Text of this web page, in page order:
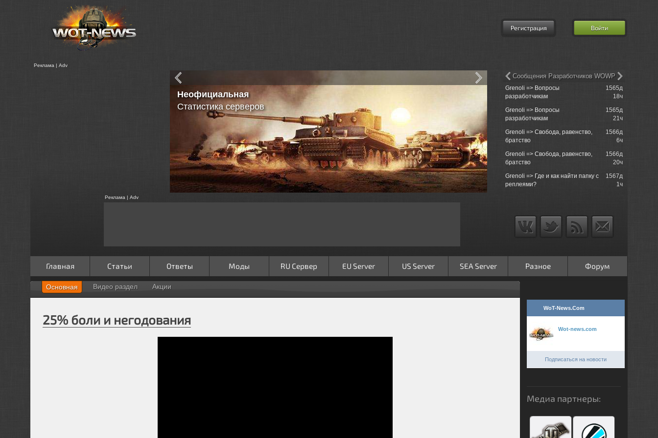
Регистрация Войти
Реклама | Adv
Видео раздел
Как добавить свое видео?
Grenoli => Вопросы
разработчикам
1565д
18ч
Grenoli => Вопросы
разработчикам
1565д
21ч
Grenoli => Свобода, равенство,
братство
1566д
6ч
Grenoli => Свобода, равенство,
братство
1566д
20ч
Grenoli => Где и как найти папку с
реплеями?
1567д
1ч
Сообщения Разработчиков WOWP
Реклама | Adv
Главная Статьи Ответы Моды RU Сервер EU Server US Server SEA Server Разное Форум
Основная Видео раздел Акции
25% боли и негодования
WoT-News.Com
Wot-news.com
Подписаться на новости
Медиа партнеры: